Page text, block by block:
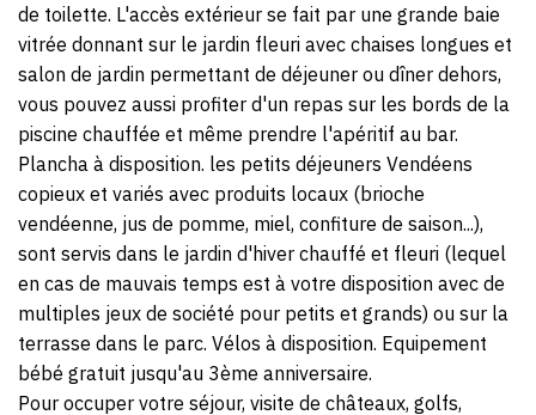
de toilette. L'accès extérieur se fait par une grande baie
vitrée donnant sur le jardin fleuri avec chaises longues et
salon de jardin permettant de déjeuner ou dîner dehors,
vous pouvez aussi profiter d'un repas sur les bords de la
piscine chauffée et même prendre l'apéritif au bar.
Plancha à disposition. les petits déjeuners Vendéens
copieux et variés avec produits locaux (brioche
vendéenne, jus de pomme, miel, confiture de saison...),
sont servis dans le jardin d'hiver chauffé et fleuri (lequel
en cas de mauvais temps est à votre disposition avec de
multiples jeux de société pour petits et grands) ou sur la
terrasse dans le parc. Vélos à disposition. Equipement
bébé gratuit jusqu'au 3ème anniversaire.
Pour occuper votre séjour, visite de châteaux, golfs,